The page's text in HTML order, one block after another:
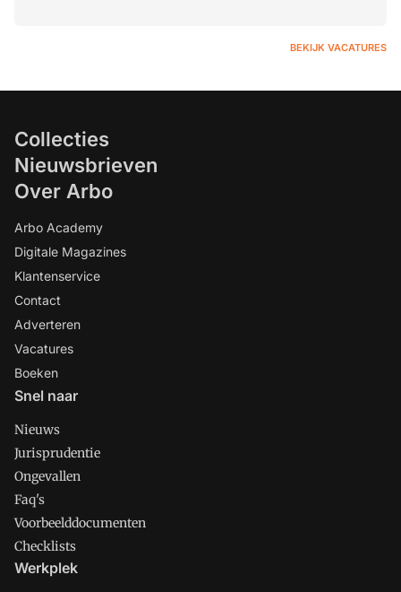
BEKIJK VACATURES
Collecties
Nieuwsbrieven
Over Arbo
Arbo Academy
Digitale Magazines
Klantenservice
Contact
Adverteren
Vacatures
Boeken
Snel naar
Nieuws
Jurisprudentie
Ongevallen
Faq's
Voorbeelddocumenten
Checklists
Werkplek